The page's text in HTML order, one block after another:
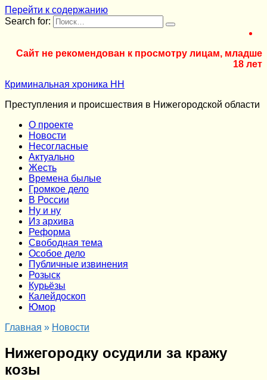
Перейти к содержанию
Search for:
Сайт не рекомендован к просмотру лицам, младше
18 лет
Криминальная хроника НН
Преступления и происшествия в Нижегородской области
О проекте
Новости
Несогласные
Актуально
Жесть
Времена былые
Громкое дело
В России
Ну и ну
Из архива
Реформа
Cвободная тема
Особое дело
Публичные извинения
Розыск
Курьёзы
Калейдоскоп
Юмор
Главная » Новости
Нижегородку осудили за кражу
козы